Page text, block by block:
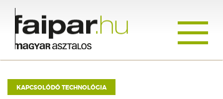
KAPCSOLÓDÓ TECHNOLÓGIA